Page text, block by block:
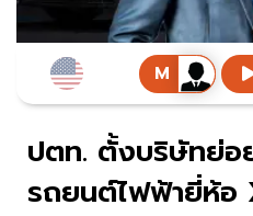
ปตท. ตั้งบริษัทย่อ
รถยนต์ไฟฟ้ายี่ห้อ